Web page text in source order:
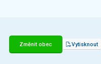
Změnit obec Vytisknout